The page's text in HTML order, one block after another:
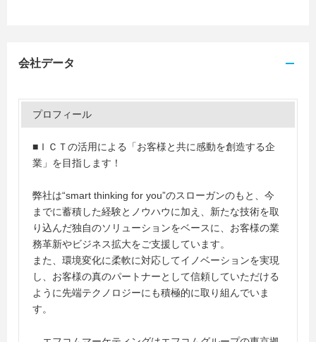
会社データ
プロフィール
■ＩＣＴの活用による「お客様と共に感動を創造する企
業」を目指します！
弊社は“smart thinking for you”のスローガンのもと、今
までに蓄積した経験とノウハウに加え、新たな技術を取
り込んだ独自のソリューションをベースに、お客様の業
務革新やビジネス拡大をご支援しています。
また、環境変化に柔軟に対応してイノベーションを実現
し、お客様の真のパートナーとして信頼していただける
ように先端テクノロジーにも積極的に取り組んでいま
す。